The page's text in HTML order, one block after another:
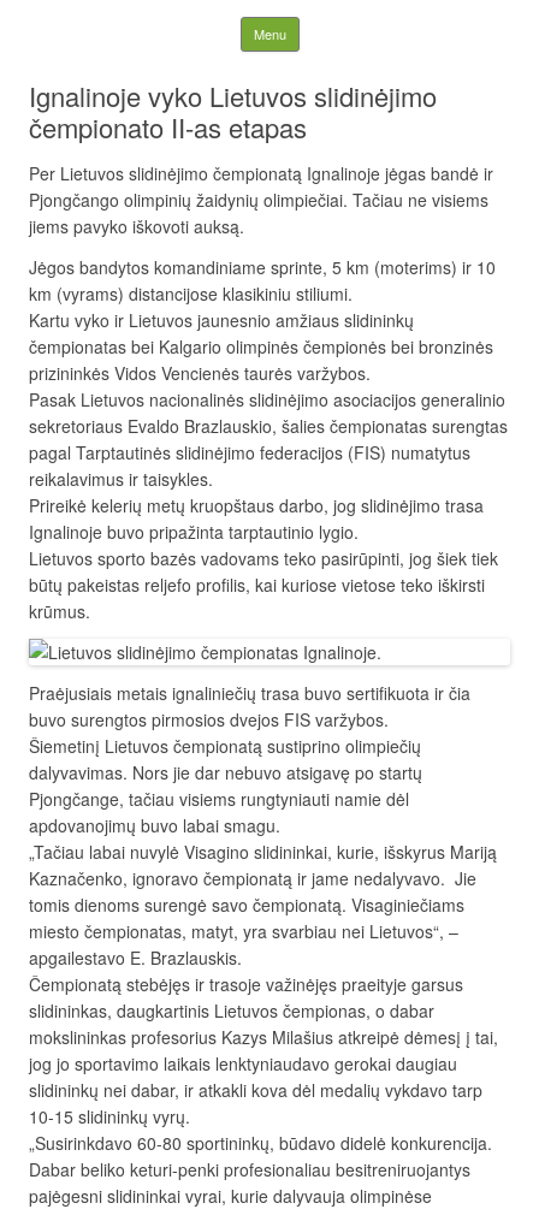
Lietuvos nacionalinė
slidinėjimo asociacija
Menu Skip to content
Ignalinoje vyko Lietuvos slidinėjimo
čempionato II-as etapas
Per Lietuvos slidinėjimo čempionatą Ignalinoje jėgas bandė ir
Pjongčango olimpinių žaidynių olimpiečiai. Tačiau ne visiems
jiems pavyko iškovoti auksą.
Jėgos bandytos komandiniame sprinte, 5 km (moterims) ir 10
km (vyrams) distancijose klasikiniu stiliumi.
Kartu vyko ir Lietuvos jaunesnio amžiaus slidininkų
čempionatas bei Kalgario olimpinės čempionės bei bronzinės
prizininkės Vidos Vencienės taurės varžybos.
Pasak Lietuvos nacionalinės slidinėjimo asociacijos generalinio
sekretoriaus Evaldo Brazlauskio, šalies čempionatas surengtas
pagal Tarptautinės slidinėjimo federacijos (FIS) numatytus
reikalavimus ir taisykles.
Prireikė kelerių metų kruopštaus darbo, jog slidinėjimo trasa
Ignalinoje buvo pripažinta tarptautinio lygio.
Lietuvos sporto bazės vadovams teko pasirūpinti, jog šiek tiek
būtų pakeistas reljefo profilis, kai kuriose vietose teko iškirsti
krūmus.
Praėjusiais metais ignaliniečių trasa buvo sertifikuota ir čia
buvo surengtos pirmosios dvejos FIS varžybos.
Šiemetinį Lietuvos čempionatą sustiprino olimpiečių
dalyvavimas. Nors jie dar nebuvo atsigavę po startų
Pjongčange, tačiau visiems rungtyniauti namie dėl
apdovanojimų buvo labai smagu.
„Tačiau labai nuvylė Visagino slidininkai, kurie, išskyrus Mariją
Kaznačenko, ignoravo čempionatą ir jame nedalyvavo. Jie
tomis dienoms surengė savo čempionatą. Visaginiečiams
miesto čempionatas, matyt, yra svarbiau nei Lietuvos“, –
apgailestavo E. Brazlauskis.
Čempionatą stebėjęs ir trasoje važinėjęs praeityje garsus
slidininkas, daugkartinis Lietuvos čempionas, o dabar
mokslininkas profesorius Kazys Milašius atkreipė dėmesį į tai,
jog jo sportavimo laikais lenktyniaudavo gerokai daugiau
slidininkų nei dabar, ir atkakli kova dėl medalių vykdavo tarp
10-15 slidininkų vyrų.
„Susirinkdavo 60-80 sportininkų, būdavo didelė konkurencija.
Dabar beliko keturi-penki profesionaliau besitreniruojantys
pajėgesni slidininkai vyrai, kurie dalyvauja olimpinėse